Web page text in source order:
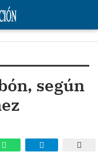
según